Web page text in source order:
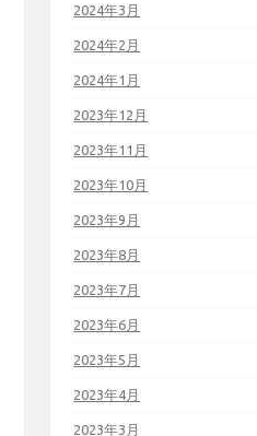
2024年3月
2024年2月
2024年1月
2023年12月
2023年11月
2023年10月
2023年9月
2023年8月
2023年7月
2023年6月
2023年5月
2023年4月
2023年3月